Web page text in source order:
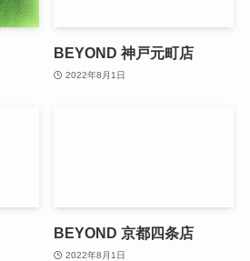
BEYOND 神戸元町店
2022年8月1日
BEYOND 京都四条店
2022年8月1日